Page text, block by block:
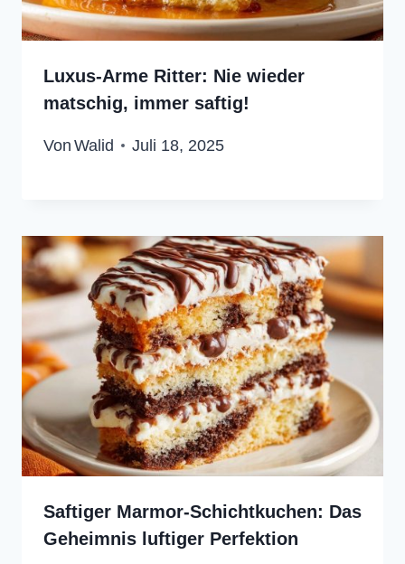
Luxus-Arme Ritter: Nie wieder
matschig, immer saftig!
Von Walid Juli 18, 2025
Saftiger Marmor-Schichtkuchen: Das
Geheimnis luftiger Perfektion